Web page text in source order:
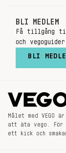
BLI MEDLEM
Få tillgång
och
BLI
Målet med
att äta vego.
ett kick och